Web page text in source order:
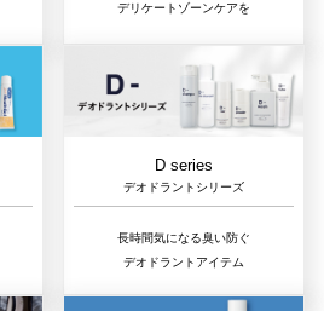
デリケートゾーンケアを
D series
デオドラントシリーズ
長時間気になる臭い防ぐ
デオドラントアイテム